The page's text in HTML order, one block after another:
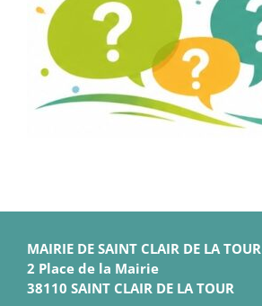
MAIRIE DE SAINT CLAIR DE LA TOUR
2 Place de la Mairie
38110 SAINT CLAIR DE LA TOUR